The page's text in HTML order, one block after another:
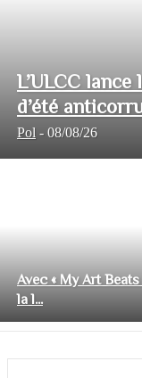
L’ULCC
d’été
Pol - 08/08/26
Avec « My Art
la l...